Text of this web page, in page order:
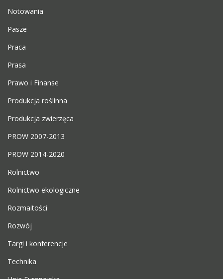
Notowania
Pasze
Praca
Prasa
Prawo i Finanse
Produkcja roślinna
Produkcja zwierzęca
PROW 2007-2013
PROW 2014-2020
Rolnictwo
Rolnictwo ekologiczne
Rozmaitości
Rozwój
Targi i konferencje
Technika